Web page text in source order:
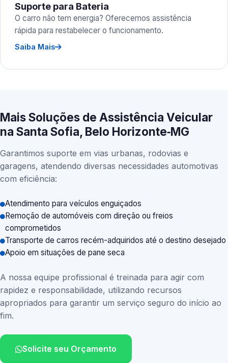
Suporte para Bateria
O carro não tem energia? Oferecemos assistência
rápida para restabelecer o funcionamento.
Saiba Mais
Mais Soluções de Assistência Veicular
na Santa Sofia, Belo Horizonte‑MG
Garantimos suporte em vias urbanas, rodovias e
garagens, atendendo diversas necessidades automotivas
com eficiência:
Atendimento para veículos enguiçados
Remoção de automóveis com direção ou freios
comprometidos
Transporte de carros recém-adquiridos até o destino desejado
Apoio em situações de pane seca
A nossa equipe profissional é treinada para agir com
rapidez e responsabilidade, utilizando recursos
apropriados para garantir um serviço seguro do início ao
fim.
Solicite seu Orçamento